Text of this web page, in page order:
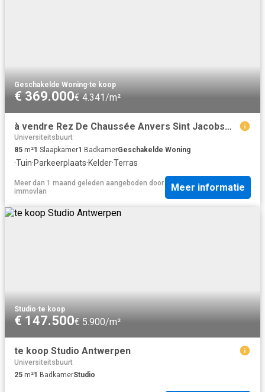
Geschakelde Woning·te koop
€ 369.000€ 4.341/m²
à vendre Rez De Chaussée Anvers Sint Jacobsmarkt
Universiteitsbuurt
85 m²1 Slaapkamer1 BadkamerGeschakelde Woning
·Tuin·Parkeerplaats·Kelder·Terras
Meer dan 1 maand geleden aangeboden door
immovlan
Meer informatie
Studio·te koop
€ 147.500€ 5.900/m²
te koop Studio Antwerpen
Universiteitsbuurt
25 m²1 BadkamerStudio